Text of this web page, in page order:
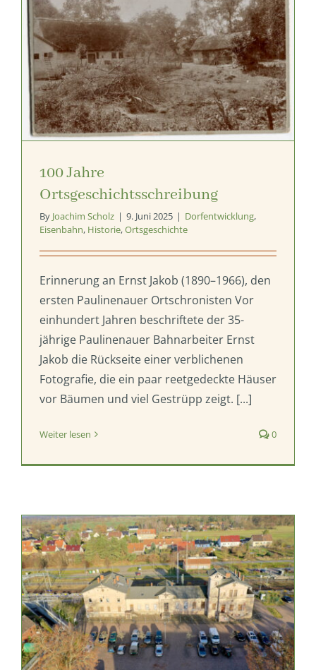
100 Jahre
Ortsgeschichtsschreibung
By Joachim Scholz | 9. Juni 2025 | Dorfentwicklung,
Eisenbahn, Historie,Ortsgeschichte
Erinnerung an Ernst Jakob (1890–1966), den
ersten Paulinenauer Ortschronisten Vor
einhundert Jahren beschriftete der 35-
jährige Paulinenauer Bahnarbeiter Ernst
Jakob die Rückseite einer verblichenen
Fotografie, die ein paar reetgedeckte Häuser
vor Bäumen und viel Gestrüpp zeigt. [...]
Weiter lesen 0